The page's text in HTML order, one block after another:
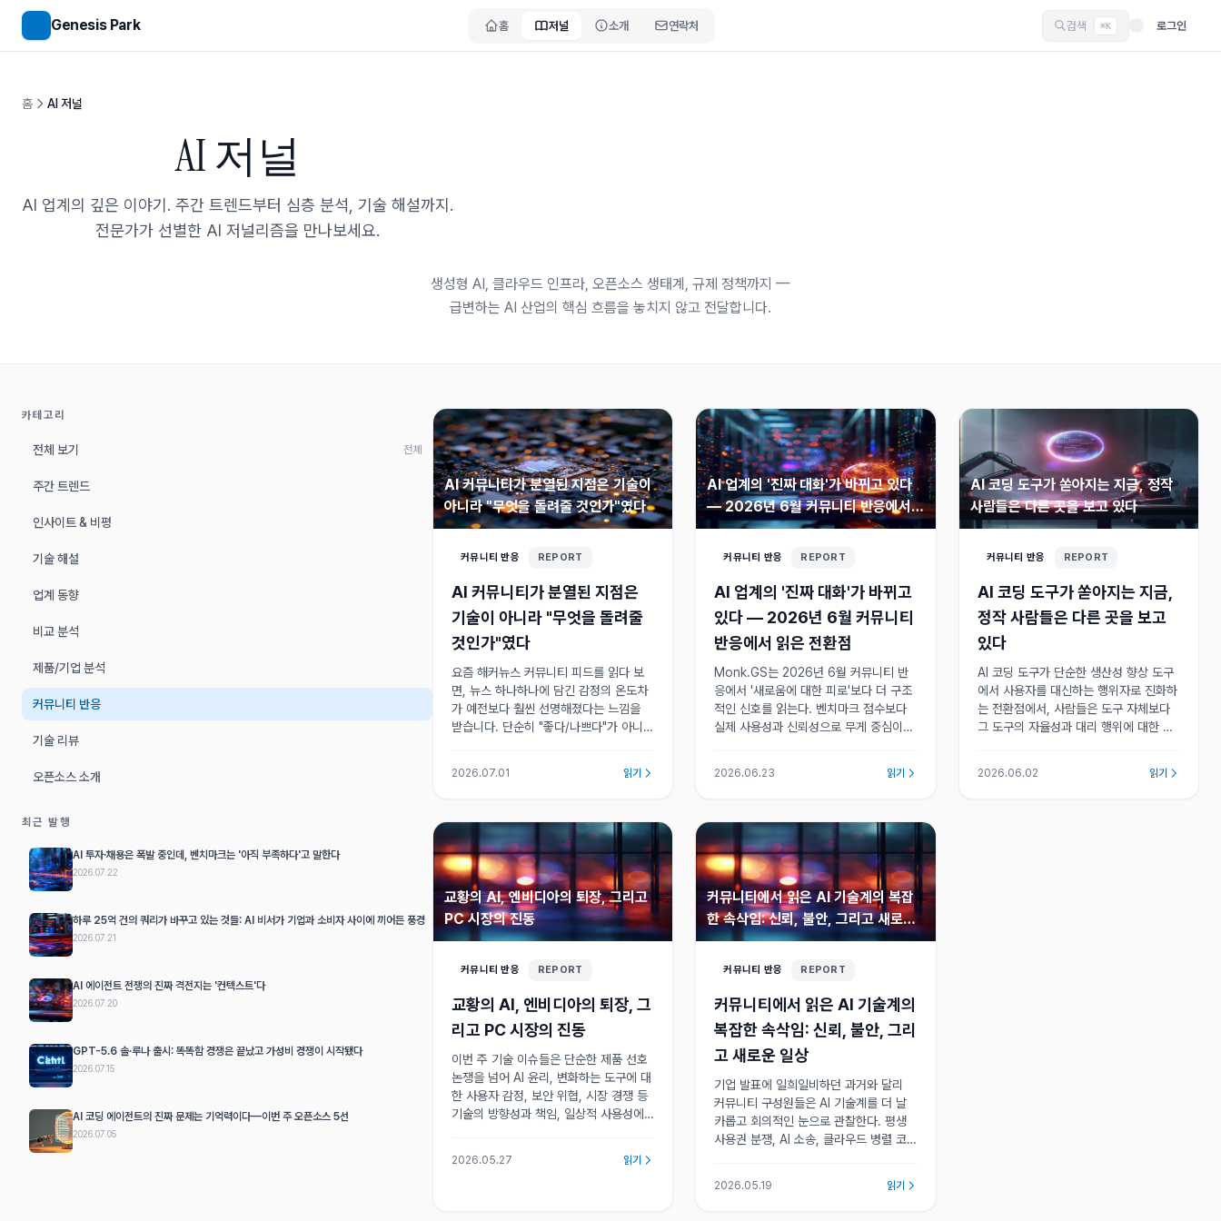
메인 콘텐츠로 건너뛰기
Genesis Park
홈 저널 소개 연락처 검색 ⌘K 로그인
홈 AI 저널
AI 저널
AI 업계의 깊은 이야기. 주간 트렌드부터 심층 분석, 기술 해설까지.
전문가가 선별한 AI 저널리즘을 만나보세요.
생성형 AI, 클라우드 인프라, 오픈소스 생태계, 규제 정책까지 —
급변하는 AI 산업의 핵심 흐름을 놓치지 않고 전달합니다.
카테고리
전체 보기 전체
주간 트렌드
인사이트 & 비평
기술 해설
업계 동향
비교 분석
제품/기업 분석
커뮤니티 반응
기술 리뷰
오픈소스 소개
최근 발행
AI 투자·채용은 폭발 중인데, 벤치마크는 '아직 부족하다'고 말한다
2026.07.22
하루 25억 건의 쿼리가 바꾸고 있는 것들: AI 비서가 기업과 소비자 사이에 끼어든 풍경
2026.07.21
AI 에이전트 전쟁의 진짜 격전지는 '컨텍스트'다
2026.07.20
GPT-5.6 솔·루나 출시: 똑똑함 경쟁은 끝났고 가성비 경쟁이 시작됐다
2026.07.15
AI 코딩 에이전트의 진짜 문제는 기억력이다—이번 주 오픈소스 5선
2026.07.05
AI 커뮤니티가 분열된 지점은 기술이
아니라 "무엇을 돌려줄 것인가"였다
커뮤니티 반응 REPORT
AI 커뮤니티가 분열된 지점은
기술이 아니라 "무엇을 돌려줄
것인가"였다
요즘 해커뉴스 커뮤니티 피드를 읽다 보
면, 뉴스 하나하나에 담긴 감정의 온도차
가 예전보다 훨씬 선명해졌다는 느낌을
받습니다. 단순히 "좋다/나쁘다"가 아니
있거든요.
2026.07.01 읽기
AI 업계의 '진짜 대화'가 바뀌고 있다
— 2026년 6월 커뮤니티 반응에서
읽은 전환점
커뮤니티 반응 REPORT
AI 업계의 '진짜 대화'가 바뀌고
있다 — 2026년 6월 커뮤니티
반응에서 읽은 전환점
Monk.GS는 2026년 6월 커뮤니티 반
응에서 '새로움에 대한 피로'보다 더 구조
적인 신호를 읽는다. 벤치마크 점수보다
실제 사용성과 신뢰성으로 무게 중심이
있음을 뜻한다.
2026.06.23 읽기
AI 코딩 도구가 쏟아지는 지금, 정작
사람들은 다른 곳을 보고 있다
커뮤니티 반응 REPORT
AI 코딩 도구가 쏟아지는 지금,
정작 사람들은 다른 곳을 보고
있다
AI 코딩 도구가 단순한 생산성 향상 도구
에서 사용자를 대신하는 행위자로 진화하
는 전환점에서, 사람들은 도구 자체보다
그 도구의 자율성과 대리 행위에 대한 신
표출되고 있다.
2026.06.02 읽기
교황의 AI, 엔비디아의 퇴장, 그리고
PC 시장의 진동
커뮤니티 반응 REPORT
교황의 AI, 엔비디아의 퇴장, 그
리고 PC 시장의 진동
이번 주 기술 이슈들은 단순한 제품 선호
논쟁을 넘어 AI 윤리, 변화하는 도구에 대
한 사용자 감정, 보안 위협, 시장 경쟁 등
기술의 방향성과 책임, 일상적 사용성에
복잡한 양상을 보여주고 있다.
2026.05.27 읽기
커뮤니티에서 읽은 AI 기술계의 복잡
한 속삭임: 신뢰, 불안, 그리고 새로운
일상
커뮤니티 반응 REPORT
커뮤니티에서 읽은 AI 기술계의
복잡한 속삭임: 신뢰, 불안, 그리
고 새로운 일상
기업 발표에 일희일비하던 과거와 달리
커뮤니티 구성원들은 AI 기술계를 더 날
카롭고 회의적인 눈으로 관찰한다. 평생
사용권 분쟁, AI 소송, 클라우드 병렬 코
있다. 신뢰는 이제 관찰에서 만들어진다.
2026.05.19 읽기